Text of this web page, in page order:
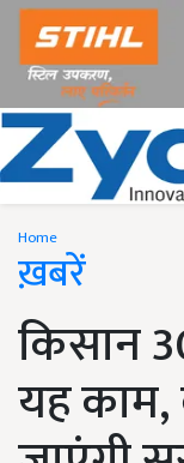
Home
ख़बरें
किसान
यह काम,